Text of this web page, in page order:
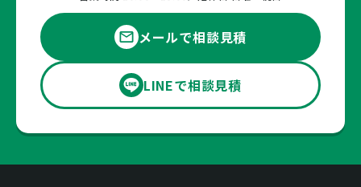
メールで相談見積
LINEで相談見積